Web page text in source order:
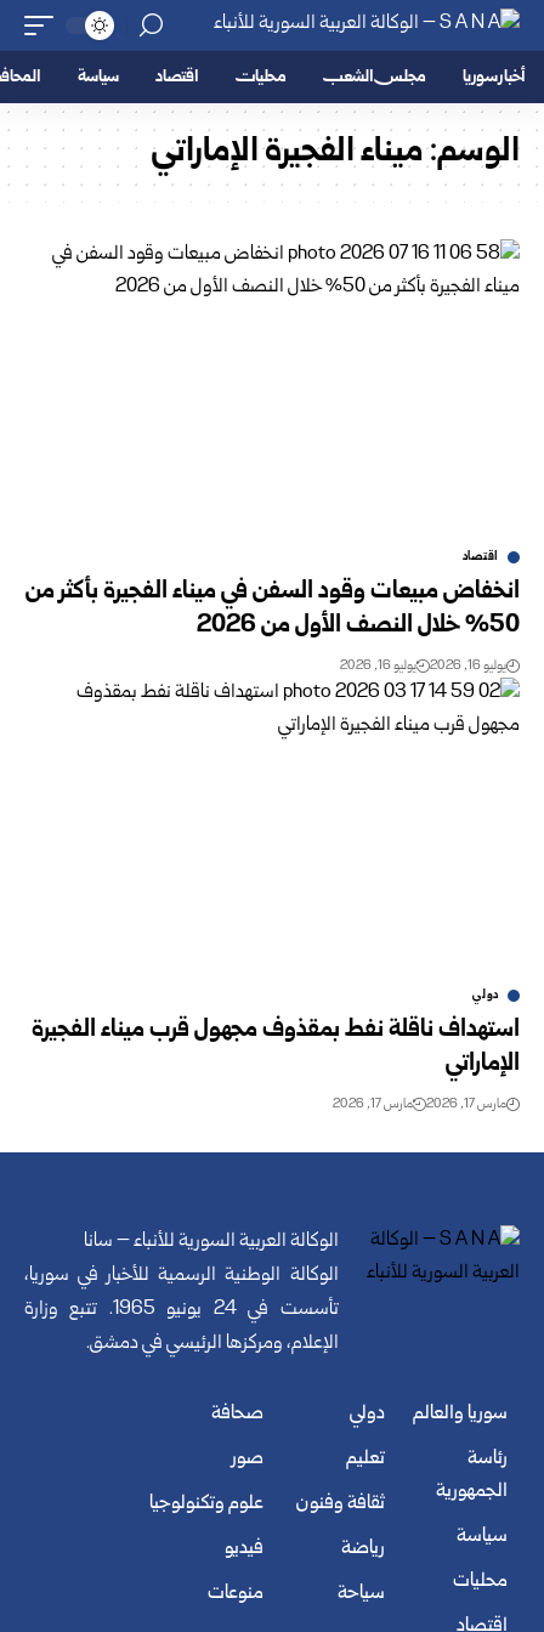
أخبار سوريا مجلس الشعب محليات اقتصاد سياسة
الوسم:ميناء الفجيرة الإماراتي
اقتصاد
انخفاض مبيعات وقود السفن في ميناء الفجيرة بأكثر من
50% خلال ‏النصف الأول من 2026‏
يوليو 16, 2026 يوليو 16, 2026
دولي
استهداف ناقلة نفط بمقذوف مجهول قرب ميناء الفجيرة
الإماراتي
مارس 17, 2026 مارس 17, 2026
الوكالة العربية السورية للأنباء – سانا
الوكالة الوطنية الرسمية للأخبار في سوريا،
تأسست في 24 يونيو 1965. تتبع وزارة
الإعلام، ومركزها الرئيسي في دمشق.
سوريا والعالم
رئاسة
الجمهورية
سياسة
محليات
اقتصاد
دولي
تعليم
ثقافة وفنون
رياضة
سياحة
صحافة
صور
علوم وتكنولوجيا
فيديو
منوعات